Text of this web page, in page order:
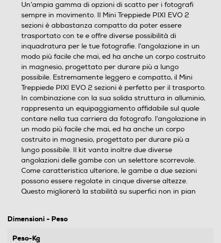
Un’ampia gamma di opzioni di scatto per i fotografi
sempre in movimento. Il Mini Treppiede PIXI EVO 2
sezioni è abbastanza compatto da poter essere
trasportato con te e offre diverse possibilità di
inquadratura per le tue fotografie. l’angolazione in un
modo più facile che mai, ed ha anche un corpo costruito
in magnesio, progettato per durare più a lungo
possibile. Estremamente leggero e compatto, il Mini
Treppiede PIXI EVO 2 sezioni è perfetto per il trasporto.
In combinazione con la sua solida struttura in alluminio,
rappresenta un equipaggiamento affidabile sul quale
contare nella tua carriera da fotografo. l’angolazione in
un modo più facile che mai, ed ha anche un corpo
costruito in magnesio, progettato per durare più a
lungo possibile. Il kit vanta inoltre due diverse
angolazioni delle gambe con un selettore scorrevole.
Come caratteristica ulteriore, le gambe a due sezioni
possono essere regolate in cinque diverse altezze.
Questo migliorerà la stabilità su superfici non in pian
Dimensioni - Peso
Peso-Kg